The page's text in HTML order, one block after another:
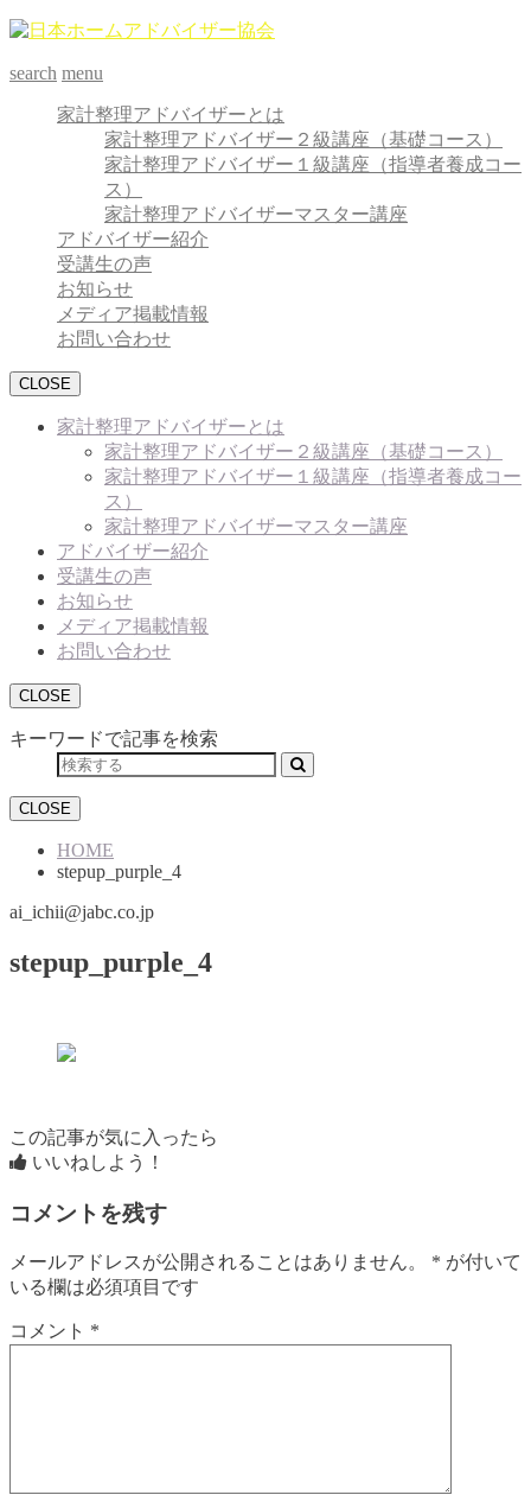
search menu
家計整理アドバイザーとは
家計整理アドバイザー２級講座（基礎コース）
家計整理アドバイザー１級講座（指導者養成コー
ス）
家計整理アドバイザーマスター講座
アドバイザー紹介
受講生の声
お知らせ
メディア掲載情報
お問い合わせ
CLOSE
家計整理アドバイザーとは
家計整理アドバイザー２級講座（基礎コース）
家計整理アドバイザー１級講座（指導者養成コー
ス）
家計整理アドバイザーマスター講座
アドバイザー紹介
受講生の声
お知らせ
メディア掲載情報
お問い合わせ
CLOSE
キーワードで記事を検索
CLOSE
HOME
stepup_purple_4
ai_ichii@jabc.co.jp
stepup_purple_4
この記事が気に入ったら
いいねしよう！
コメントを残す
メールアドレスが公開されることはありません。 * が付いて
いる欄は必須項目です
コメント *